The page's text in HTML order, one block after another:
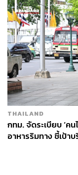
THAILAND
กทม. จัดระเบียบ ‘ค
อาหารริมทาง ชี้เป้า